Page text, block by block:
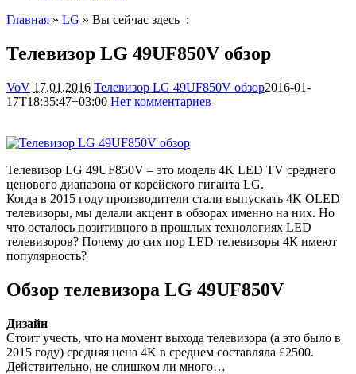
Главная » LG » Вы сейчас здесь :
Телевизор LG 49UF850V обзор
VoV 17.01.2016 Телевизор LG 49UF850V обзор2016-01-
17T18:35:47+03:00 Нет комментариев
Телевизор LG 49UF850V – это модель 4K LED TV среднего
ценового диапазона от корейского гиганта LG.
Когда в 2015 году производители стали выпускать 4K OLED
телевизоры, мы делали акцент в обзорах именно на них. Но
что осталось позитивного в прошлых технологиях LED
телевизоров? Почему до сих пор LED телевизоры 4К имеют
популярность?
Обзор телевизора LG 49UF850V
Дизайн
Стоит учесть, что на момент выхода телевизора (а это было в
2015 году) средняя цена 4K в среднем составляла £2500.
Действительно, не слишком ли много…